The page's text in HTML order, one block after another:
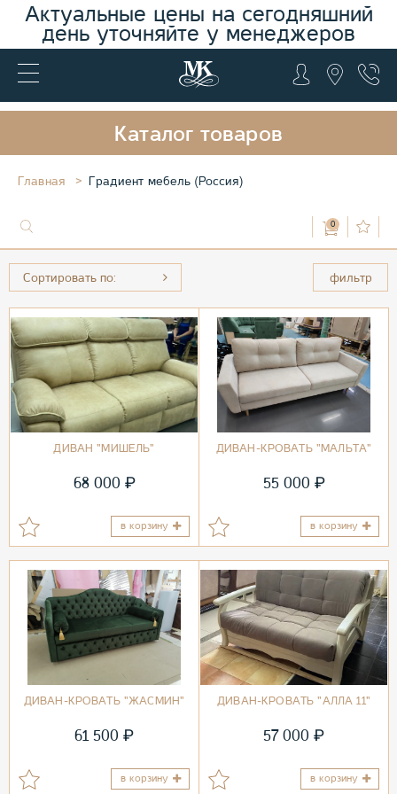
Актуальные цены на сегодняшний
день уточняйте у менеджеров
Каталог товаров
Главная Градиент мебель (Россия)
0
фильтр
Сортировать по:
ДИВАН "МИШЕЛЬ"
68 000 ₽
в корзину
ДИВАН-КРОВАТЬ "МАЛЬТА"
55 000 ₽
в корзину
ДИВАН-КРОВАТЬ "ЖАСМИН"
61 500 ₽
в корзину
ДИВАН-КРОВАТЬ "АЛЛА 11"
57 000 ₽
в корзину